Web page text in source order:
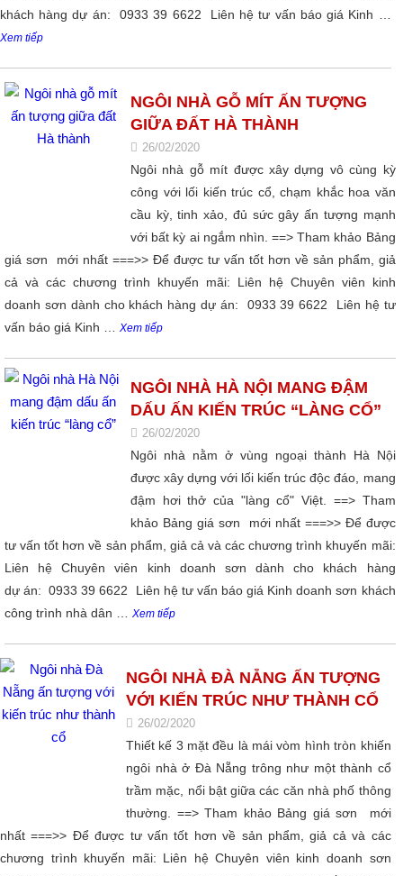
khách hàng dự án: 0933 39 6622 Liên hệ tư vấn báo giá Kinh …
Xem tiếp
NGÔI NHÀ GỖ MÍT ẤN TƯỢNG
GIỮA ĐẤT HÀ THÀNH
26/02/2020
Ngôi nhà gỗ mít được xây dựng vô cùng kỳ
công với lối kiến trúc cổ, chạm khắc hoa văn
cầu kỳ, tinh xảo, đủ sức gây ấn tượng mạnh
với bất kỳ ai ngắm nhìn. ==> Tham khảo Bảng
giá sơn mới nhất ===>> Để được tư vấn tốt hơn về sản phẩm, giả
cả và các chương trình khuyến mãi: Liên hệ Chuyên viên kinh
doanh sơn dành cho khách hàng dự án: 0933 39 6622 Liên hệ tư
vấn báo giá Kinh … Xem tiếp
NGÔI NHÀ HÀ NỘI MANG ĐẬM
DẤU ẤN KIẾN TRÚC “LÀNG CỔ”
26/02/2020
Ngôi nhà nằm ở vùng ngoại thành Hà Nội
được xây dựng với lối kiến trúc độc đáo, mang
đậm hơi thở của "làng cổ" Việt. ==> Tham
khảo Bảng giá sơn mới nhất ===>> Để được
tư vấn tốt hơn về sản phẩm, giả cả và các chương trình khuyến mãi:
Liên hệ Chuyên viên kinh doanh sơn dành cho khách hàng
dự án: 0933 39 6622 Liên hệ tư vấn báo giá Kinh doanh sơn khách
công trình nhà dân … Xem tiếp
NGÔI NHÀ ĐÀ NẴNG ẤN TƯỢNG
VỚI KIẾN TRÚC NHƯ THÀNH CỔ
26/02/2020
Thiết kế 3 mặt đều là mái vòm hình tròn khiến
ngôi nhà ở Đà Nẵng trông như một thành cổ
trầm mặc, nổi bật giữa các căn nhà phố thông
thường. ==> Tham khảo Bảng giá sơn mới
nhất ===>> Để được tư vấn tốt hơn về sản phẩm, giả cả và các
chương trình khuyến mãi: Liên hệ Chuyên viên kinh doanh sơn